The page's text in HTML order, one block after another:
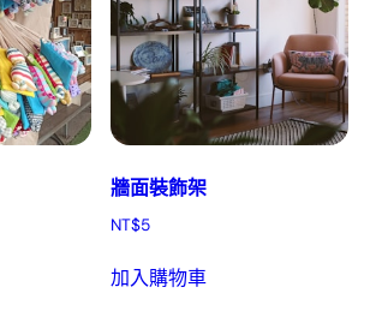
牆面裝飾架
NT$5
加入購物車